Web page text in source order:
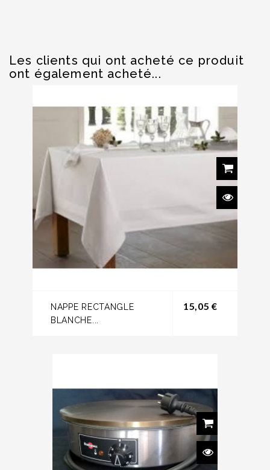
Les clients qui ont acheté ce produit
ont également acheté...
NAPPE RECTANGLE
BLANCHE...
15,05 €Prix